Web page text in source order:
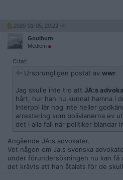
2020-01-05, 20:22
Goulburn
Medlem
Citat:
Ursprungligen postat av wwr
Jag skulle inte tro att JA:s
hårt, hur han nu kunnat hamna i
Interpol lär nog inte heller
arrestering som bolivianerna ev
det i alla fall när politiker blandar
Angående JA:s advokater.
Vet någon om Ja:s svenska
under förundersökningen nu kan få
det krävts att han åtalats för de